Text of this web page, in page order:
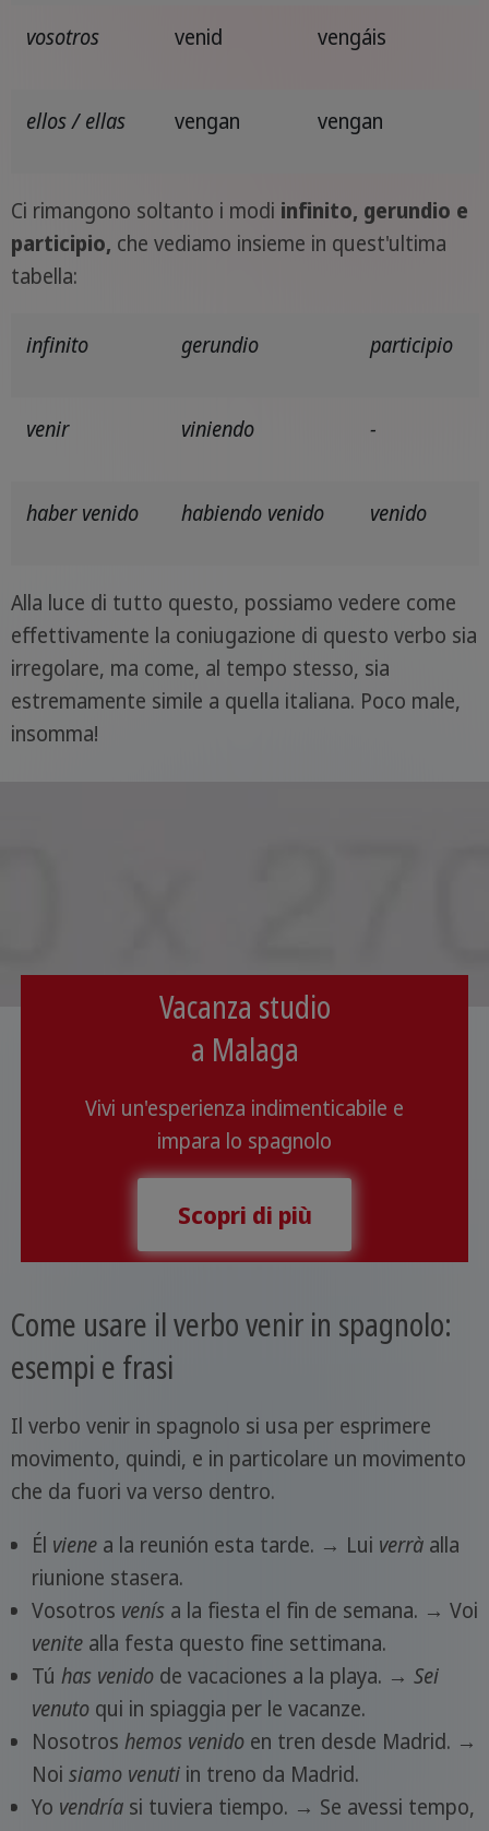
vosotros venid vengáis
ellos / ellas vengan vengan
Ci rimangono soltanto i modi infinito, gerundio e
participio, che vediamo insieme in quest'ultima
tabella:
infinito gerundio participio
venir viniendo -
haber venido habiendo venido venido
Alla luce di tutto questo, possiamo vedere come
effettivamente la coniugazione di questo verbo sia
irregolare, ma come, al tempo stesso, sia
estremamente simile a quella italiana. Poco male,
insomma!
Vacanza studio
a Malaga
Vivi un'esperienza indimenticabile e
impara lo spagnolo
Scopri di più
Come usare il verbo venir in spagnolo:
esempi e frasi
Il verbo venir in spagnolo si usa per esprimere
movimento, quindi, e in particolare un movimento
che da fuori va verso dentro.
Él vienea la reunión esta tarde. → Lui verràalla
riunione stasera.
Vosotros venísa la fiesta el fin de semana. → Voi
venitealla festa questo fine settimana.
Tú has venidode vacaciones a la playa. → Sei
venutoqui in spiaggia per le vacanze.
Nosotros hemos venidoen tren desde Madrid. →
Noi siamo venutiin treno da Madrid.
Yo vendríasi tuviera tiempo. → Se avessi tempo,